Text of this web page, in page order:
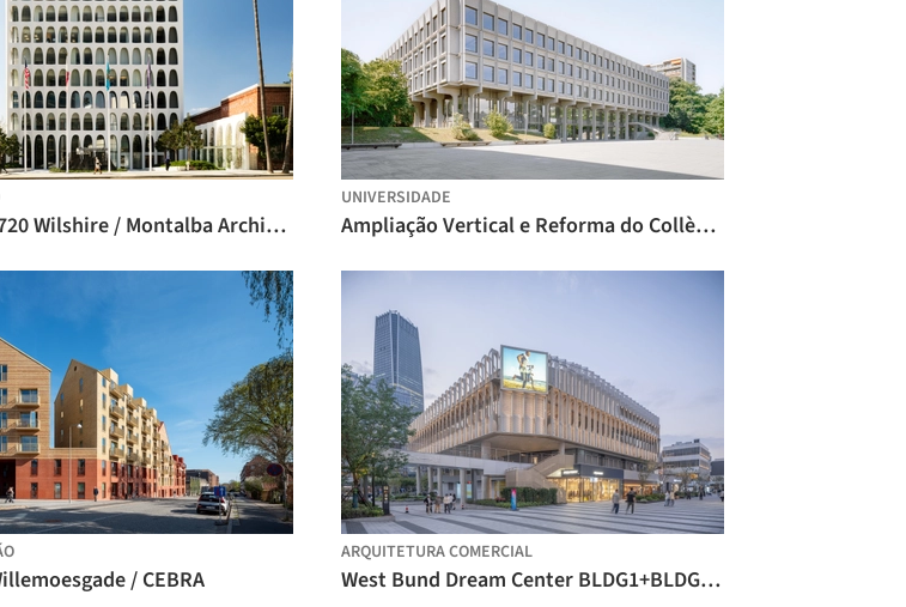
Edifício 9720 Wilshire / Montalba Architects
UNIVERSIDADE
Ampliação Vertical e Reforma do Collège Rousseau / Burckhardt
/ CEBRA
ARQUITETURA COMERCIAL
West Bund Dream Center BLDG1+BLDG3 / HCCH Studio